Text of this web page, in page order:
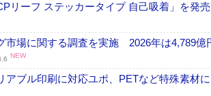
リーフ ステッカータイプ 自己吸着」を発
場に関する調査を実施 2026年は4,789億
NEW
ブル印刷に対応ユポ、PETなど特殊素材